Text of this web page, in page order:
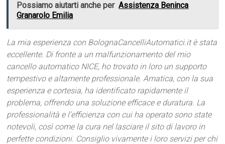
Possiamo aiutarti anche per Assistenza Beninca
Granarolo Emilia
La mia esperienza con BolognaCancelliAutomatici.it è stata
eccellente. Di fronte a un malfunzionamento del mio
cancello automatico NICE, ho trovato in loro un supporto
tempestivo e altamente professionale. Amatica, con la sua
esperienza e cortesia, ha identificato rapidamente il
problema, offrendo una soluzione efficace e duratura. La
professionalità e l’efficienza con cui ha operato sono state
notevoli, così come la cura nel lasciare il sito di lavoro in
perfette condizioni. Consiglio vivamente i loro servizi per chi